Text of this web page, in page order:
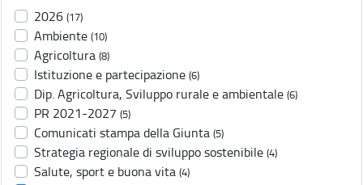
2026 (17)
Ambiente (10)
Agricoltura (8)
Istituzione e partecipazione (6)
Dip. Agricoltura, Sviluppo rurale e ambientale (6)
PR 2021-2027 (5)
Comunicati stampa della Giunta (5)
Strategia regionale di sviluppo sostenibile (4)
Salute, sport e buona vita (4)